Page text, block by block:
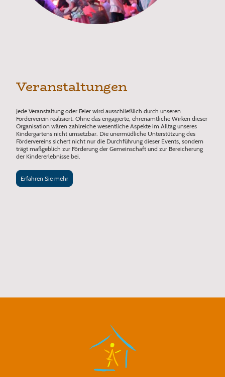
Veranstaltungen
Jede Veranstaltung oder Feier wird ausschließlich durch unseren
Förderverein realisiert. Ohne das engagierte, ehrenamtliche Wirken dieser
Organisation wären zahlreiche wesentliche Aspekte im Alltag unseres
Kindergartens nicht umsetzbar. Die unermüdliche Unterstützung des
Fördervereins sichert nicht nur die Durchführung dieser Events, sondern
trägt maßgeblich zur Förderung der Gemeinschaft und zur Bereicherung
der Kindererlebnisse bei.
Erfahren Sie mehr